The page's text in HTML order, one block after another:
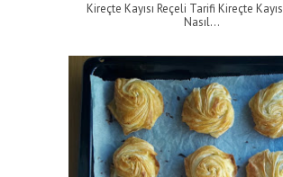
Kireçte Kayısı Reçeli Tarifi Kireçte
Nasıl...